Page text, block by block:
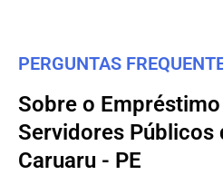
PERGUNTAS
Sobre o
Servidores Públicos
Caruaru - PE